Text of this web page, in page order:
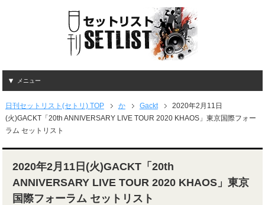
メニュー
日刊セットリスト(セトリ) TOP か Gackt
2020年2月11日
(火)GACKT「20th ANNIVERSARY LIVE TOUR 2020 KHAOS」東京国際フォー
ラム セットリスト
2020年2月11日(火)GACKT「20th
ANNIVERSARY LIVE TOUR 2020 KHAOS」東京
国際フォーラム セットリスト